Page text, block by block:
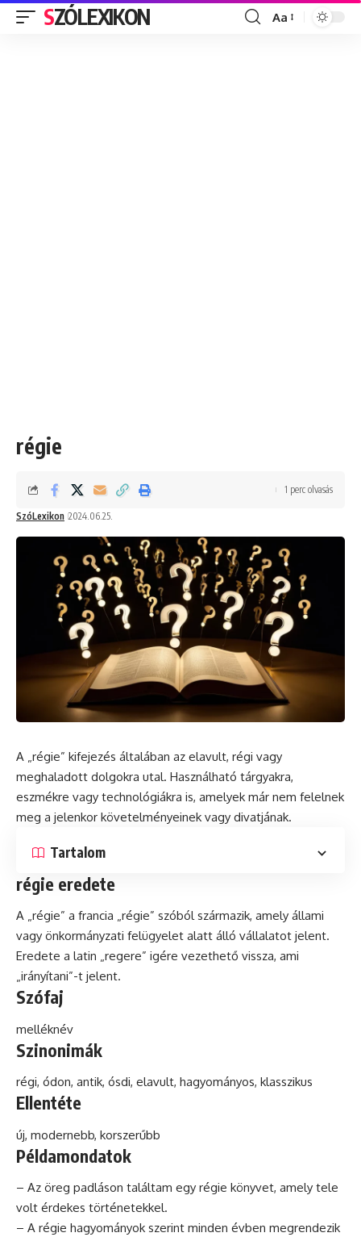
SZÓLEXIKON
Font
Aa
régie
SzóLexikon 2024.06.25.
1 perc olvasás
A „régie” kifejezés általában az elavult, régi vagy
meghaladott dolgokra utal. Használható tárgyakra,
eszmékre vagy technológiákra is, amelyek már nem felelnek
meg a jelenkor követelményeinek vagy divatjának.
Tartalom
régie eredete
A „régie” a francia „régie” szóból származik, amely állami
vagy önkormányzati felügyelet alatt álló vállalatot jelent.
Eredete a latin „regere” igére vezethető vissza, ami
„irányítani”-t jelent.
Szófaj
melléknév
Szinonimák
régi, ódon, antik, ósdi, elavult, hagyományos, klasszikus
Ellentéte
új, modernebb, korszerűbb
Példamondatok
– Az öreg padláson találtam egy régie könyvet, amely tele
volt érdekes történetekkel.
– A régie hagyományok szerint minden évben megrendezik